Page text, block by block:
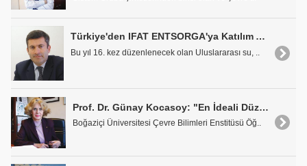
Türkiye'den IFAT ENTSORGA'ya Katılım Artıyor
Bu yıl 16. kez düzenlenecek olan Uluslararası su, ..
Prof. Dr. Günay Kocasoy: "En İdeali Düzenli Depolama Alanları Oluşturmak"
Boğaziçi Üniversitesi Çevre Bilimleri Enstitüsü Öğ..